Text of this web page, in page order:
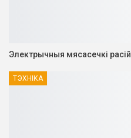
Электрычныя мясасечкі
ТЭХНІКА